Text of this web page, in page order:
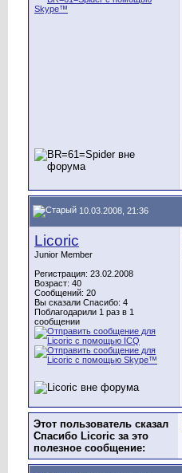
10.03.2008, 21:36
Licoric
Junior Member
Регистрация: 23.02.2008
Возраст: 40
Сообщений: 20
Вы сказали Спасибо: 4
Поблагодарили 1 раз в 1
сообщении
Этот пользователь сказал
Спасибо Licoric за это
полезное сообщение: